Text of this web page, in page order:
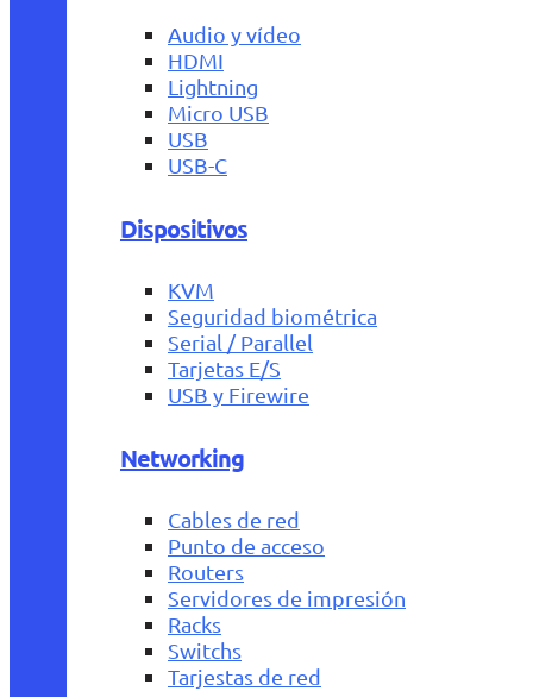
Audio y vídeo
HDMI
Lightning
Micro USB
USB
USB-C
Dispositivos
KVM
Seguridad biométrica
Serial / Parallel
Tarjetas E/S
USB y Firewire
Networking
Cables de red
Punto de acceso
Routers
Servidores de impresión
Racks
Switchs
Tarjestas de red